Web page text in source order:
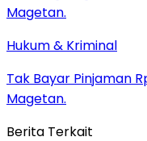
Hukum & Kriminal
Tak Bayar Pinjaman
Magetan.
Berita Terkait